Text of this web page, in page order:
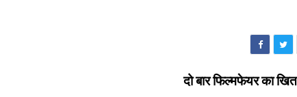
दो बार फिल्मफेयर का